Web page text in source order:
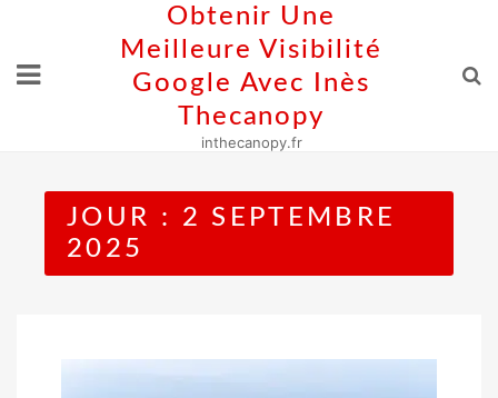
content
Obtenir Une
Meilleure Visibilité
Google Avec Inès
Thecanopy
inthecanopy.fr
JOUR : 2 SEPTEMBRE
2025